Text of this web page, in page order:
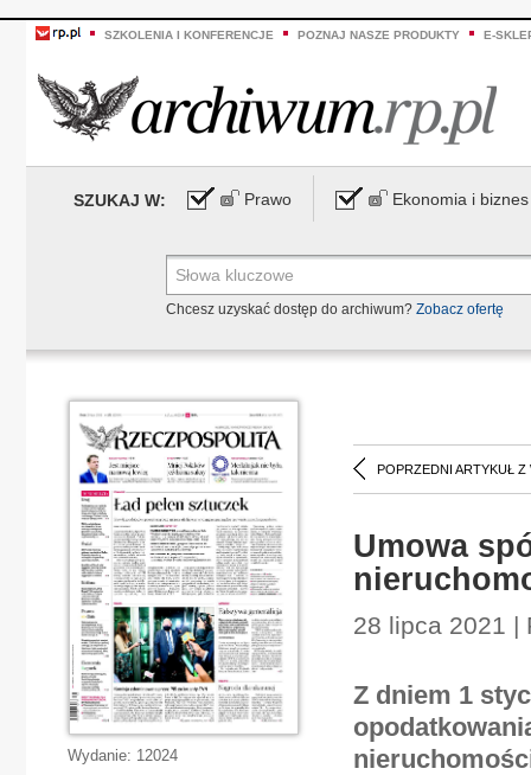
SZKOLENIA I KONFERENCJE POZNAJ NASZE PRODUKTY E-
SZUKAJ W: Prawo Ekonomia i biznes
Chcesz uzyskać dostęp do archiwum? Zobacz ofertę
POPRZEDNI ARTYKUŁ Z
Umowa
28 lipca 2021 |
Z dniem 1
Wydanie: 12024